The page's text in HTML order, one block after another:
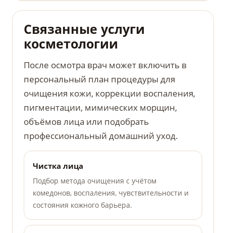
Связанные услуги
косметологии
После осмотра врач может включить в
персональный план процедуры для
очищения кожи, коррекции воспаления,
пигментации, мимических морщин,
объёмов лица или подобрать
профессиональный домашний уход.
Чистка лица
Подбор метода очищения с учётом
комедонов, воспаления, чувствительности и
состояния кожного барьера.